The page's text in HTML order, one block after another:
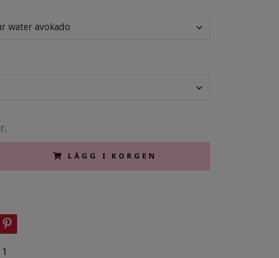
water avokado
LÄGG I KORGEN
1